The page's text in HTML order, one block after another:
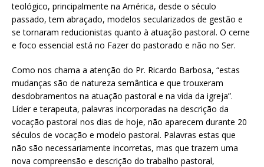
teológico, principalmente na América, desde o século
passado, tem abraçado, modelos secularizados de gestão e
se tornaram reducionistas quanto à atuação pastoral. O cerne
e foco essencial está no Fazer do pastorado e não no Ser.
Como nos chama a atenção do Pr. Ricardo Barbosa, “estas
mudanças são de natureza semântica e que trouxeram
desdobramentos na atuação pastoral e na vida da igreja”.
Líder e terapeuta, palavras incorporadas na descrição da
vocação pastoral nos dias de hoje, não aparecem durante 20
séculos de vocação e modelo pastoral. Palavras estas que
não são necessariamente incorretas, mas que trazem uma
nova compreensão e descrição do trabalho pastoral,